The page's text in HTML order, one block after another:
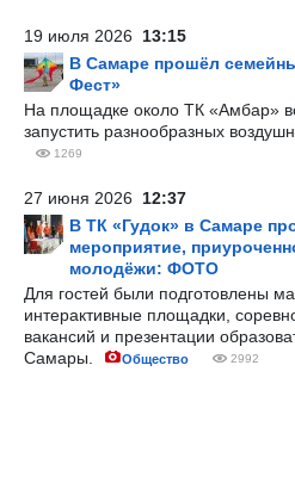
19 июля 2026 13:15
В Самаре прошёл
Фест»
На площадке около ТК «Амбар»
запустить разнообразных
1269
27 июня 2026 12:37
В ТК «Гудок» в Самаре
мероприятие,
молодёжи: ФОТО
Для гостей были подготовлены
интерактивные площадки,
вакансий и презентации
Самары.
Общество 2992